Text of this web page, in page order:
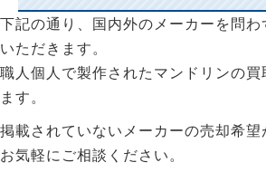
下記の通り、国内外のメーカーを問わ
いただきます。
職人個人で製作されたマンドリンの買
ます。
掲載されていないメーカーの売却希望
お気軽にご相談ください。